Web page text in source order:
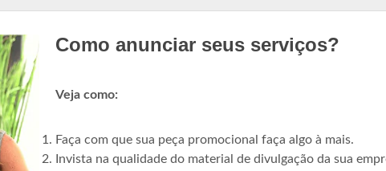
Como anunciar seus serviços?
Veja como:
Faça com que sua peça promocional faça algo à mais.
Invista na qualidade do material de divulgação da sua